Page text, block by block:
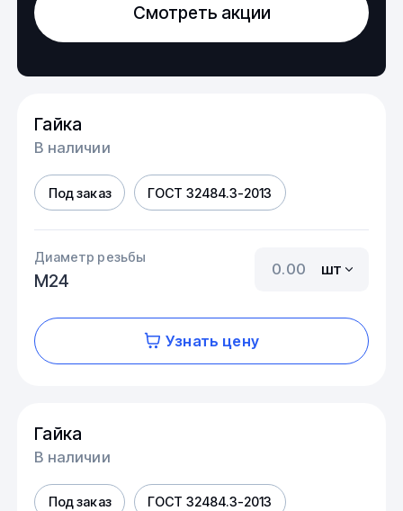
Смотреть акции
Гайка
В наличии
Под заказ ГОСТ 32484.3-2013
Диаметр резьбы
М24
шт
Узнать цену
Гайка
В наличии
Под заказ ГОСТ 32484.3-2013